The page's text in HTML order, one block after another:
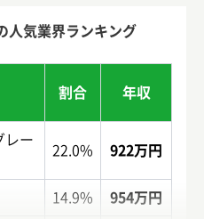
人気業界ランキング
割合 年収
レー
22.0% 922万円
14.9% 954万円